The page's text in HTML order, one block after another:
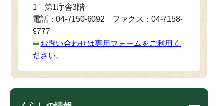
1 第1庁舎3階
電話：04-7150-6092 ファクス：04-7158-
9777
お問い合わせは専用フォームをご利用く
ださい。